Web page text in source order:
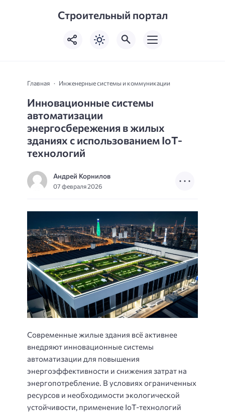
Строительный портал
Главная Инженерные системы и коммуникации
Инновационные системы
автоматизации
энергосбережения в жилых
зданиях с использованием IoT-
технологий
Андрей Корнилов
07 февраля 2026
Современные жилые здания всё активнее
внедряют инновационные системы
автоматизации для повышения
энергоэффективности и снижения затрат на
энергопотребление. В условиях ограниченных
ресурсов и необходимости экологической
устойчивости, применение IoT-технологий